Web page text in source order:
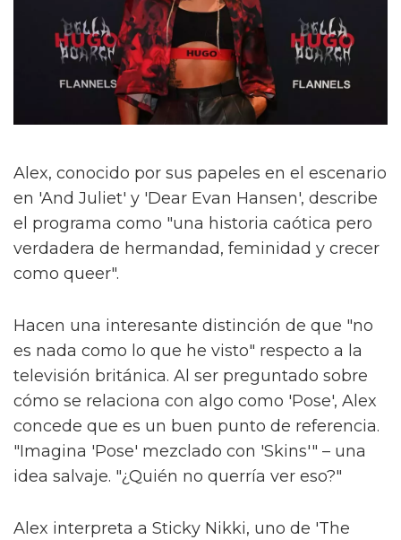
Alex, conocido por sus papeles en el escenario
en 'And Juliet' y 'Dear Evan Hansen', describe
el programa como "una historia caótica pero
verdadera de hermandad, feminidad y crecer
como queer".
Hacen una interesante distinción de que "no
es nada como lo que he visto" respecto a la
televisión británica. Al ser preguntado sobre
cómo se relaciona con algo como 'Pose', Alex
concede que es un buen punto de referencia.
"Imagina 'Pose' mezclado con 'Skins'" – una
idea salvaje. "¿Quién no querría ver eso?"
Alex interpreta a Sticky Nikki, uno de 'The